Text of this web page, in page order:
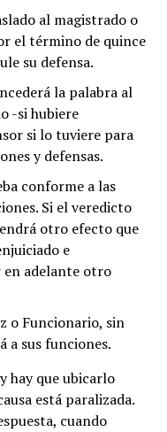
al magistrado o
el término de quince
su defensa.
la palabra al
-si hubiere
si lo tuviere para
y defensas.
conforme a las
Si el veredicto
otro efecto que
e
adelante otro
o Funcionario, sin
a sus funciones.
hay que ubicarlo
está paralizada.
cuando